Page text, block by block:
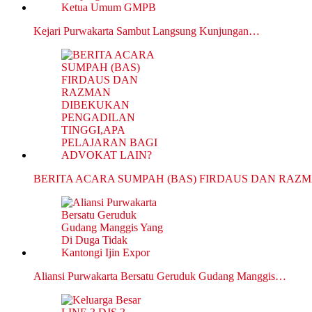
Kejari Purwakarta Sambut Langsung Kunjungan…
BERITA ACARA SUMPAH (BAS) FIRDAUS DAN
Aliansi Purwakarta Bersatu Geruduk Gudang Manggis…